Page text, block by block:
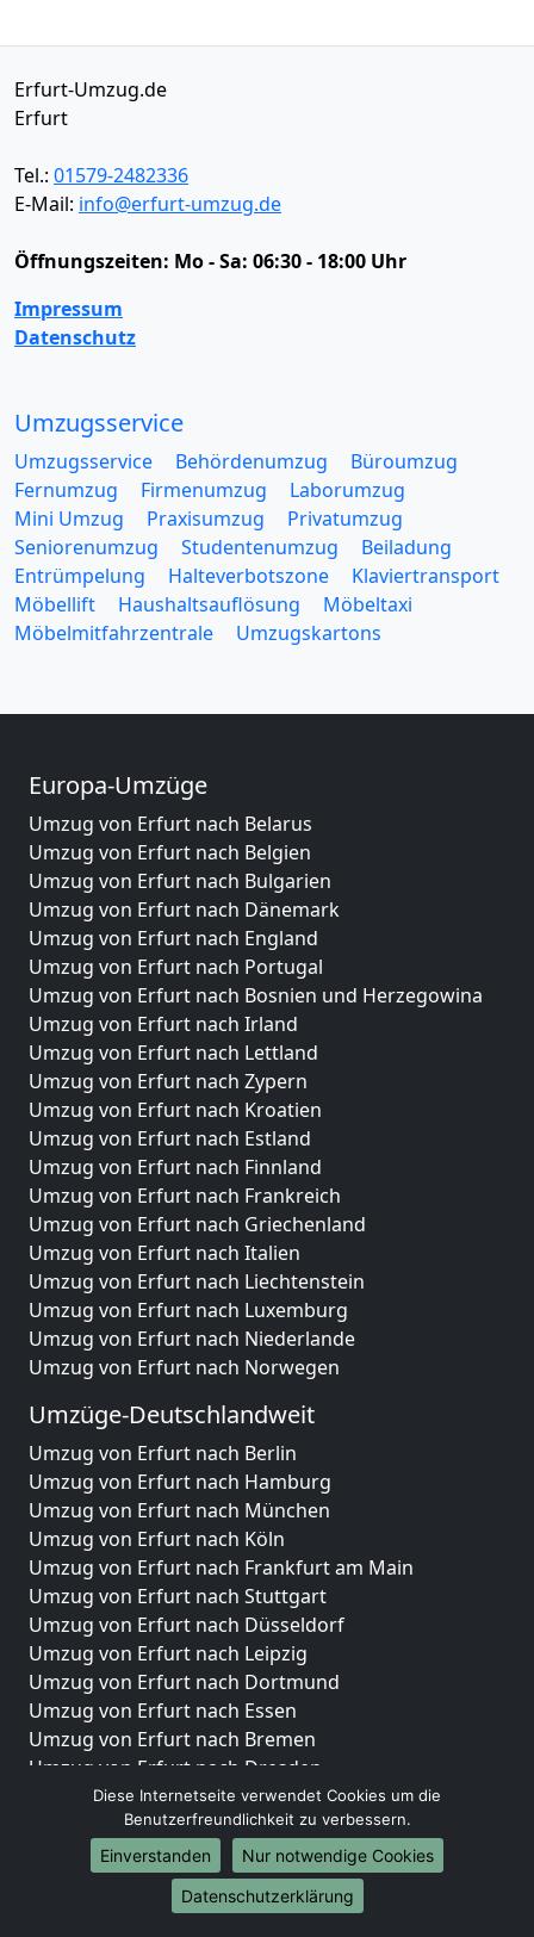
Erfurt-Umzug.de
Erfurt
Tel.: 01579-2482336
E-Mail: info@erfurt-umzug.de
Öffnungszeiten: Mo - Sa: 06:30 - 18:00 Uhr
Impressum
Datenschutz
Umzugsservice
Umzugsservice Behördenumzug
Büroumzug
Fernumzug
Firmenumzug
Laborumzug
Mini Umzug
Praxisumzug
Privatumzug
Seniorenumzug
Studentenumzug
Beiladung
Entrümpelung
Halteverbotszone
Klaviertransport
Möbellift
Haushaltsauflösung
Möbeltaxi
Möbelmitfahrzentrale
Umzugskartons
Europa-Umzüge
Umzug von Erfurt nach Belarus
Umzug von Erfurt nach Belgien
Umzug von Erfurt nach Bulgarien
Umzug von Erfurt nach Dänemark
Umzug von Erfurt nach England
Umzug von Erfurt nach Portugal
Umzug von Erfurt nach Bosnien und Herzegowina
Umzug von Erfurt nach Irland
Umzug von Erfurt nach Lettland
Umzug von Erfurt nach Zypern
Umzug von Erfurt nach Kroatien
Umzug von Erfurt nach Estland
Umzug von Erfurt nach Finnland
Umzug von Erfurt nach Frankreich
Umzug von Erfurt nach Griechenland
Umzug von Erfurt nach Italien
Umzug von Erfurt nach Liechtenstein
Umzug von Erfurt nach Luxemburg
Umzug von Erfurt nach Niederlande
Umzug von Erfurt nach Norwegen
Umzüge-Deutschlandweit
Umzug von Erfurt nach Berlin
Umzug von Erfurt nach Hamburg
Umzug von Erfurt nach München
Umzug von Erfurt nach Köln
Umzug von Erfurt nach Frankfurt am Main
Umzug von Erfurt nach Stuttgart
Umzug von Erfurt nach Düsseldorf
Umzug von Erfurt nach Leipzig
Umzug von Erfurt nach Dortmund
Umzug von Erfurt nach Essen
Umzug von Erfurt nach Bremen
Umzug von Erfurt nach Dresden
Umzug von Erfurt nach Hannover
Umzug von Erfurt nach Nürnberg
Umzug von Erfurt nach Duisburg
Umzug von Erfurt nach Bochum
Umzug von Erfurt nach Wuppertal
Diese Internetseite verwendet Cookies um die
Benutzerfreundlichkeit zu verbessern.
Einverstanden
Nur notwendige Cookies
Datenschutzerklärung